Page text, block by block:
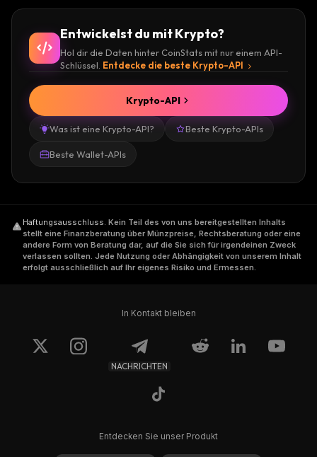
Entwickelst du mit Krypto?
Hol dir die Daten hinter CoinStats mit nur einem API-
Schlüssel. Entdecke die beste Krypto-API
Was ist eine Krypto-API? Beste Krypto-APIs
Beste Wallet-APIs
Krypto-API
Haftungsausschluss. Kein Teil des von uns bereitgestellten Inhalts
stellt eine Finanzberatung über Münzpreise, Rechtsberatung oder eine
andere Form von Beratung dar, auf die Sie sich für irgendeinen Zweck
verlassen sollten. Jede Nutzung oder Abhängigkeit von unserem Inhalt
erfolgt ausschließlich auf Ihr eigenes Risiko und Ermessen.
In Kontakt bleiben
NACHRICHTEN
Entdecken Sie unser Produkt